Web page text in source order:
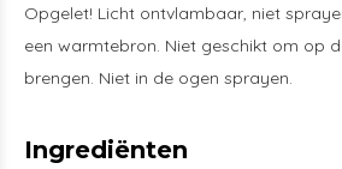
Opgelet! Licht ontvlambaar, niet
een warmtebron. Niet geschikt om op
brengen. Niet in de ogen sprayen.
Ingrediënten